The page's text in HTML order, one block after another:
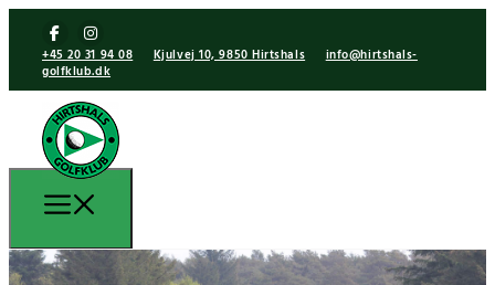
+45 20 31 94 08 Kjulvej 10, 9850 Hirtshals
info@hirtshals-
golfklub.dk